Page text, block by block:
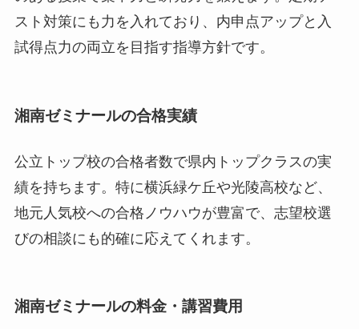
スト対策にも力を入れており、内申点アップと入
試得点力の両立を目指す指導方針です。
湘南ゼミナールの合格実績
公立トップ校の合格者数で県内トップクラスの実
績を持ちます。特に横浜緑ケ丘や光陵高校など、
地元人気校への合格ノウハウが豊富で、志望校選
びの相談にも的確に応えてくれます。
湘南ゼミナールの料金・講習費用